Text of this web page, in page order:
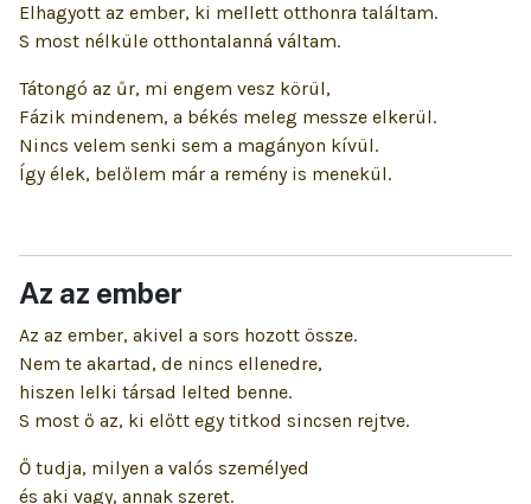
Elhagyott az ember, ki mellett otthonra találtam.
S most nélküle otthontalanná váltam.
Tátongó az űr, mi engem vesz körül,
Fázik mindenem, a békés meleg messze elkerül.
Nincs velem senki sem a magányon kívül.
Így élek, belőlem már a remény is menekül.
Az az ember
Az az ember, akivel a sors hozott össze.
Nem te akartad, de nincs ellenedre,
hiszen lelki társad lelted benne.
S most ő az, ki előtt egy titkod sincsen rejtve.
Ő tudja, milyen a valós személyed
és aki vagy, annak szeret.